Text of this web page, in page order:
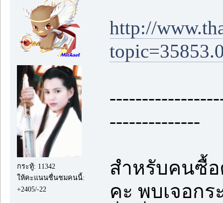
กระทู้: 11342
ให้คะแนนชื่นชมคนนี้:
+2405/-22
http://
--------------
สำหรับคนซื้
คะ พบเจอก